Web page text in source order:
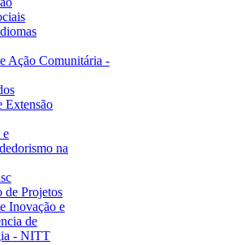
Ação Comunitária -
Extensão
e
na
de Projetos
Inovação e
de
- NITT